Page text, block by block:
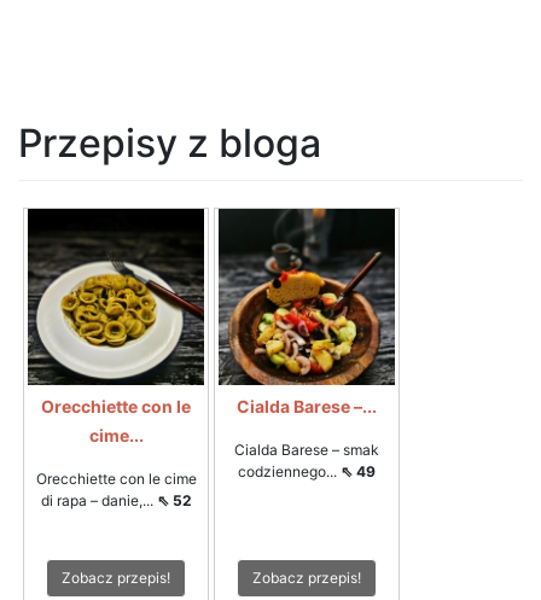
Przepisy z bloga
Orecchiette con le
cime...
Orecchiette con le cime
di rapa – danie,... ⇖ 52
Zobacz przepis!
Cialda Barese –...
Cialda Barese – smak
codziennego... ⇖ 49
Zobacz przepis!